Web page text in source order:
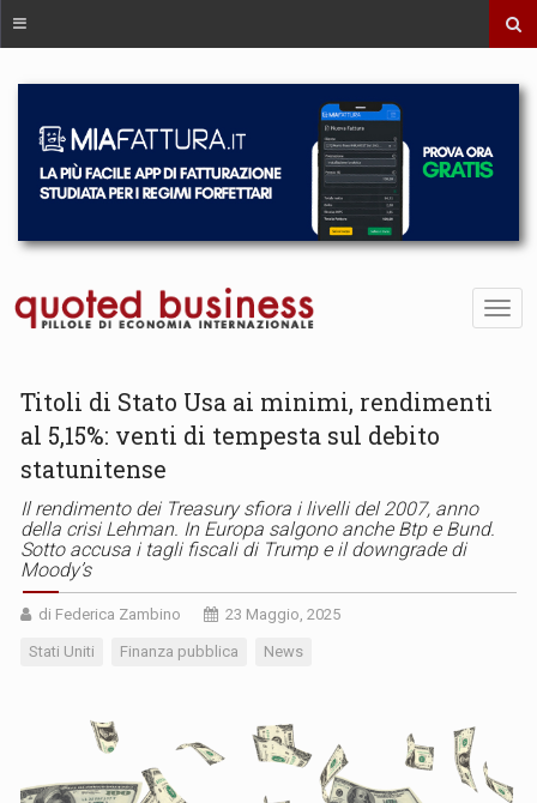
Titoli di Stato Usa ai minimi, rendimenti
al 5,15%: venti di tempesta sul debito
statunitense
Il rendimento dei Treasury sfiora i livelli del 2007, anno
della crisi Lehman. In Europa salgono anche Btp e Bund.
Sotto accusa i tagli fiscali di Trump e il downgrade di
Moody’s
di Federica Zambino 23 Maggio, 2025
Stati Uniti Finanza pubblica News